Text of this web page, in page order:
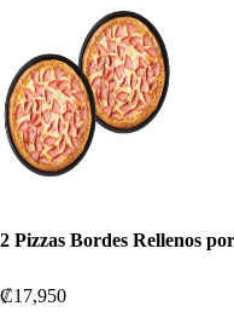
2 Pizzas Bordes Rellenos
₡17,950